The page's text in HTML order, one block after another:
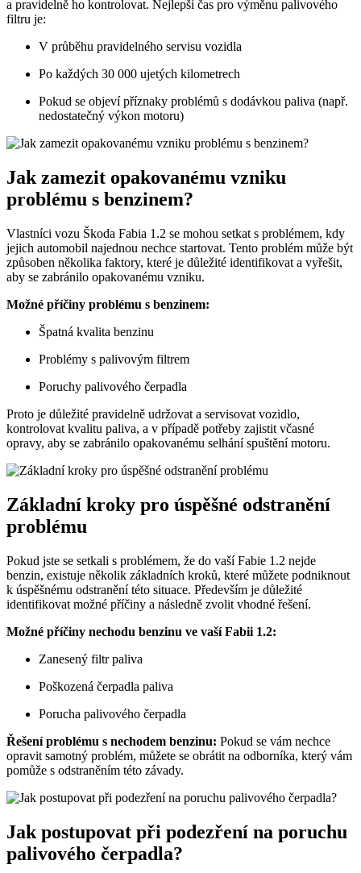
a pravidelně ho kontrolovat. Nejlepší čas pro výměnu palivového
filtru je:
V průběhu pravidelného servisu vozidla
Po každých 30 000 ujetých kilometrech
Pokud se objeví příznaky problémů s dodávkou paliva (např.
nedostatečný výkon motoru)
Jak zamezit opakovanému vzniku
problému s benzinem?
Vlastníci vozu Škoda Fabia 1.2 se mohou setkat s problémem, kdy
jejich automobil najednou nechce startovat. Tento problém může být
způsoben několika faktory, které je důležité identifikovat a vyřešit,
aby se zabránilo opakovanému vzniku.
Možné příčiny problému s benzinem:
Špatná kvalita benzinu
Problémy s palivovým filtrem
Poruchy palivového čerpadla
Proto je důležité pravidelně udržovat a servisovat vozidlo,
kontrolovat kvalitu paliva, a v případě potřeby zajistit včasné
opravy, aby se zabránilo opakovanému selhání spuštění motoru.
Základní kroky pro úspěšné odstranění
problému
Pokud jste se setkali s problémem, že do vaší Fabie 1.2 nejde
benzin, existuje několik základních kroků, které můžete podniknout
k úspěšnému odstranění této situace. Především je důležité
identifikovat možné příčiny a následně zvolit vhodné řešení.
Možné příčiny nechodu benzinu ve vaší Fabii 1.2:
Zanesený filtr paliva
Poškozená čerpadla paliva
Porucha palivového čerpadla
Řešení problému s nechodem benzinu: Pokud se vám nechce
opravit samotný problém, můžete se obrátit na odborníka, který vám
pomůže s odstraněním této závady.
Jak postupovat při podezření na poruchu
palivového čerpadla?